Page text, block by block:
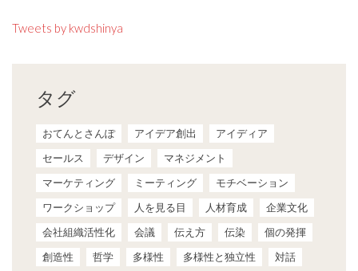
Tweets by kwdshinya
タグ
おてんとさんぽ アイデア創出
アイディア
セールス
デザイン
マネジメント
マーケティング
ミーティング
モチベーション
ワークショップ
人を見る目 人材育成
企業文化
会社組織活性化
会議 伝え方 伝染
個の発揮
創造性
哲学 多様性 多様性と独立性
対話